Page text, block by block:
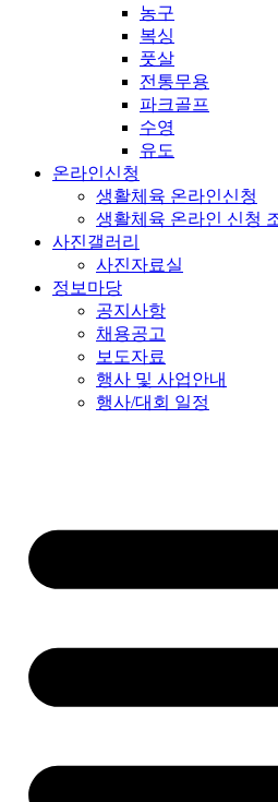
농구
복싱
풋살
전통무용
파크골프
수영
유도
온라인신청
생활체육 온라인신청
생활체육 온라인 신청
사진갤러리
사진자료실
정보마당
공지사항
채용공고
보도자료
행사 및 사업안내
행사/대회 일정